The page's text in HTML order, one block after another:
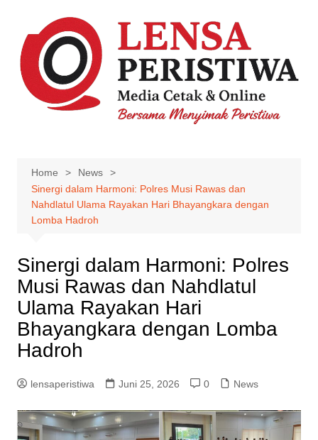
content
Home
News
Sinergi dalam Harmoni: Polres Musi Rawas dan
Nahdlatul Ulama Rayakan Hari Bhayangkara dengan
Lomba Hadroh
Sinergi dalam Harmoni: Polres
Musi Rawas dan Nahdlatul
Ulama Rayakan Hari
Bhayangkara dengan Lomba
Hadroh
lensaperistiwa Juni 25, 2026 0 News